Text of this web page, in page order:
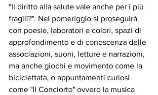
"Il diritto alla salute vale anche per i più
fragili?". Nel pomeriggio si proseguirà
con poesie, laboratori e colori, spazi di
approfondimento e di conoscenza delle
associazioni, suoni, letture e narrazioni,
ma anche giochi e movimento come la
biciclettata, o appuntamenti curiosi
come "Il Conciorto" ovvero la musica